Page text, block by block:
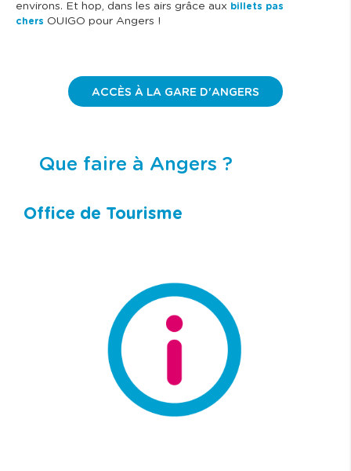
environs. Et hop, dans les airs grâce aux billets pas
chers OUIGO pour Angers !
ACCÈS À LA GARE D'ANGERS
Que faire à Angers ?
Office de Tourisme